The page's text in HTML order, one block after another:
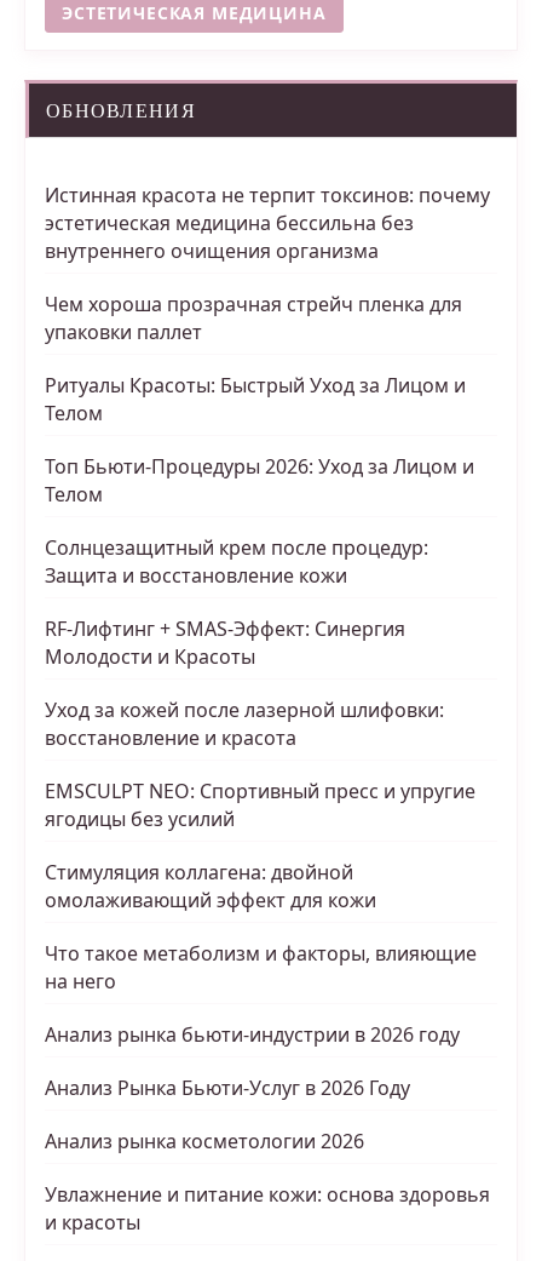
ЭСТЕТИЧЕСКАЯ МЕДИЦИНА
ОБНОВЛЕНИЯ
Истинная красота не терпит токсинов: почему
эстетическая медицина бессильна без
внутреннего очищения организма
Чем хороша прозрачная стрейч пленка для
упаковки паллет
Ритуалы Красоты: Быстрый Уход за Лицом и
Телом
Топ Бьюти-Процедуры 2026: Уход за Лицом и
Телом
Солнцезащитный крем после процедур:
Защита и восстановление кожи
RF-Лифтинг + SMAS-Эффект: Синергия
Молодости и Красоты
Уход за кожей после лазерной шлифовки:
восстановление и красота
EMSCULPT NEO: Спортивный пресс и упругие
ягодицы без усилий
Стимуляция коллагена: двойной
омолаживающий эффект для кожи
Что такое метаболизм и факторы, влияющие
на него
Анализ рынка бьюти-индустрии в 2026 году
Анализ Рынка Бьюти-Услуг в 2026 Году
Анализ рынка косметологии 2026
Увлажнение и питание кожи: основа здоровья
и красоты